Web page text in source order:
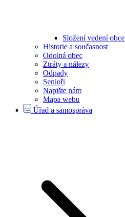
Složení vedení obce
Historie a současnost
Odolná obec
Ztráty a nálezy
Odpady
Senioři
Napište nám
Mapa webu
Úřad a samospráva